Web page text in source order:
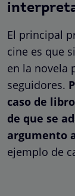
El principal
cine es que
en la novela
seguidores.
caso de
de que se
argumento
ejemplo de